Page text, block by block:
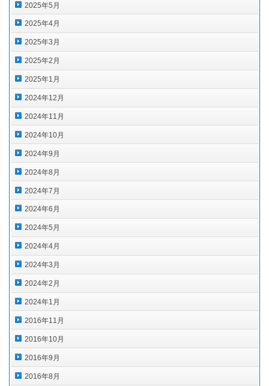
2025年5月
2025年4月
2025年3月
2025年2月
2025年1月
2024年12月
2024年11月
2024年10月
2024年9月
2024年8月
2024年7月
2024年6月
2024年5月
2024年4月
2024年3月
2024年2月
2024年1月
2016年11月
2016年10月
2016年9月
2016年8月